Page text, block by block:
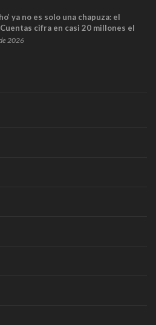
ya no es solo una chapuza: el
cifra en casi 20 millones el
los trenes que no cabían por los
2026